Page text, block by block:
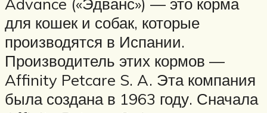
для кошек и собак, которые
производятся в Испании.
Производитель этих кормов —
Affinity Petcare S. A. Эта компания
была создана в 1963 году. Сначала